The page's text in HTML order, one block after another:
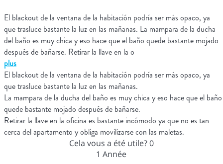
El blackout de la ventana de la habitación podría ser más opaco, ya
que trasluce bastante la luz en las mañanas. La mampara de la ducha
del baño es muy chica y eso hace que el baño quede bastante mojado
después de bañarse. Retirar la llave en la o
plus
El blackout de la ventana de la habitación podría ser más opaco, ya
que trasluce bastante la luz en las mañanas.
La mampara de la ducha del baño es muy chica y eso hace que el baño
quede bastante mojado después de bañarse.
Retirar la llave en la oficina es bastante incómodo ya que no es tan
cerca del apartamento y obliga movilizarse con las maletas.
Cela vous a été utile?0
1 Année